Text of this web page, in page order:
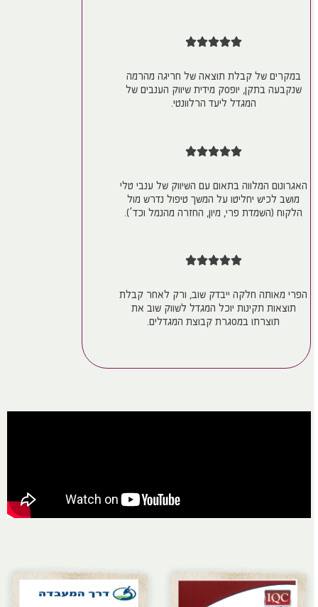
במקרים של קבלת תוצאה של חריגה מהרמה
שנקבעה בתקן, יופסק מידית שיווק הענבים של
המגדל ליעד הרלוונטי.
האגרונום המלווה בתאום עם השיווק של ענבי טלי
מושב לכיש יחליטו על המשך טיפול נדרש מול
הלקוח (השמדת פרי, מיון, החזרה מהנמל וכד’).
הפרי מאותה חלקה ייבדק שוב, ורק לאחר קבלת
תוצאות תקינות יוכל המגדל לשווק שוב את
תוצרתו במסגרת קבוצת המגדלים.